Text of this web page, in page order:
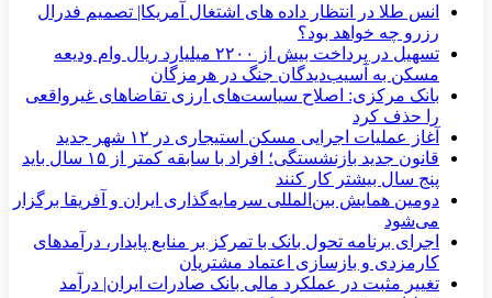
انس طلا در انتظار داده های اشتغال آمریکا| تصمیم فدرال
رزرو چه خواهد بود؟
تسهیل در پرداخت بیش از ۲۲۰۰ میلیارد ریال وام ودیعه
مسکن به آسیب‌دیدگان جنگ در هرمزگان
بانک مرکزی: اصلاح سیاست‌های ارزی تقاضاهای غیرواقعی
را حذف کرد
آغاز عملیات اجرایی مسکن استیجاری در ۱۲ شهر جدید
قانون جدید بازنشستگی؛ افراد با سابقه کمتر از ۱۵ سال باید
پنج سال بیشتر کار کنند
دومین همایش بین‌المللی سرمایه‌گذاری ایران و آفریقا برگزار
می‌شود
اجرای برنامه تحول بانک با تمرکز بر منابع پایدار، درآمدهای
کارمزدی و بازسازی اعتماد مشتریان
تغییر مثبت در عملکرد مالی بانک صادرات ایران| درآمد